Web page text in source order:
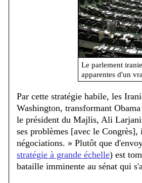
Le parlement
apparentes d'un
Par cette stratégie habile, les
Washington, transformant
le président du Majlis, Ali
ses problèmes [avec le
négociations. » Plutôt que
stratégie à grande échelle) est
bataille imminente au sénat qui